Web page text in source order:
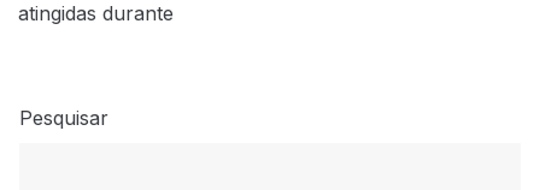
atingidas durante
Pesquisar